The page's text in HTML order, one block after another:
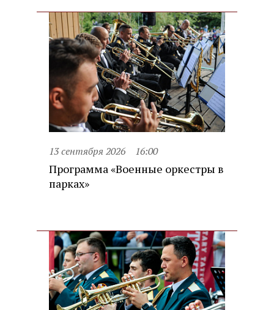
13 сентября 2026 16:00
Программа «Военные оркестры в
парках»